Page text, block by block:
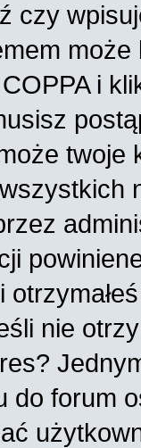
czy
i
twoje
nie
do forum